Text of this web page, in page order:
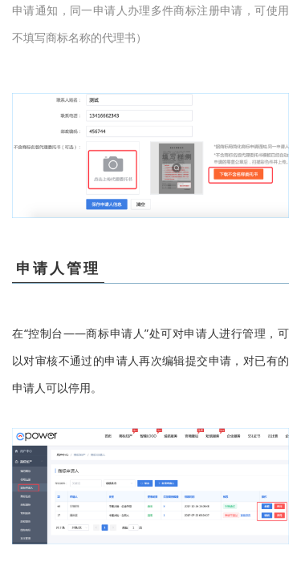
申请通知，同一申请人办理多件商标注册申请，可使用
不填写商标名称的代理书）
申请人管理
在“控制台——商标申请人”处可对申请人进行管理，可
以对审核不通过的申请人再次编辑提交申请，对已有的
申请人可以停用。